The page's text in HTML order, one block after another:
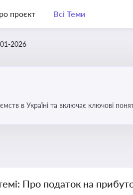
проєкт Всі Теми
2026
в Україні та включає ключові
Про податок на